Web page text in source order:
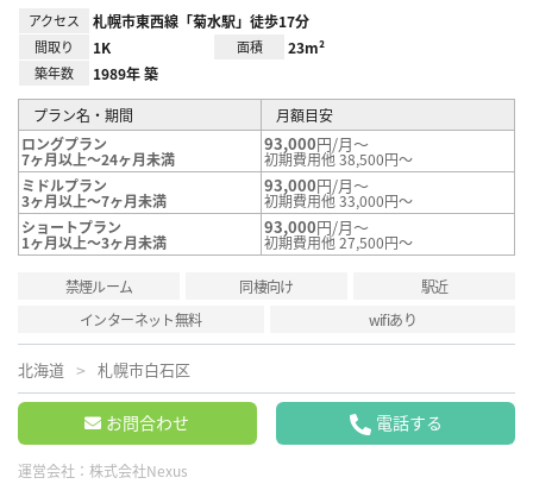
アクセス 札幌市東西線「菊水駅」徒歩17分
間取り 1K 面積 23m²
築年数 1989年 築
プラン名・期間
月額目安
ロングプラン
7ヶ月以上～24ヶ月未満
93,000円/月～
初期費用他 38,500円～
ミドルプラン
3ヶ月以上～7ヶ月未満
93,000円/月～
初期費用他 33,000円～
ショートプラン
1ヶ月以上～3ヶ月未満
93,000円/月～
初期費用他 27,500円～
禁煙ルーム 同棲向け
駅近
インターネット無料
wifiあり
北海道 札幌市白石区
お問合わせ 電話する
運営会社： 株式会社Nexus